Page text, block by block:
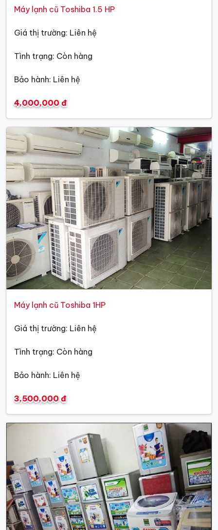
Máy lạnh cũ Toshiba 1.5 HP
Giá thị trường: Liên hệ
Tình trạng: Còn hàng
Bảo hành: Liên hệ
4,000,000 đ
Máy lạnh cũ Toshiba 1HP
Giá thị trường: Liên hệ
Tình trạng: Còn hàng
Bảo hành: Liên hệ
3,500,000 đ